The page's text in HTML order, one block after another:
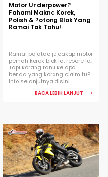
Motor Underpower?
Fahami Makna Korek,
Polish & Potong Blok Yang
Ramai Tak Tahu!
Ramai palatao je cakap motor
pernah korek blok la, rebore la..
Tapi korang tahu ke apa
benda yang korang claim tu?
Info selanjutnya disini
BACA LEBIH LANJUT